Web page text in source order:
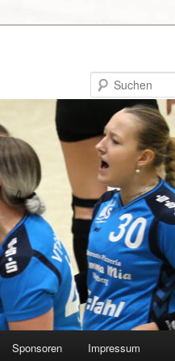
Sponsoren Impressum